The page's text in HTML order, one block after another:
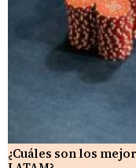
¿Cuáles son los